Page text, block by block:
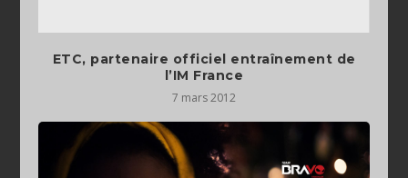
ETC, partenaire officiel entraînement de
l’IM France
7 mars 2012